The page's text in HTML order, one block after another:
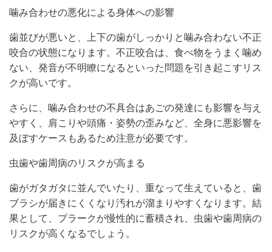
噛み合わせの悪化による身体への影響
歯並びが悪いと、上下の歯がしっかりと噛み合わない不正
咬合の状態になります。不正咬合は、食べ物をうまく噛め
ない、発音が不明瞭になるといった問題を引き起こすリス
クが高いです。
さらに、噛み合わせの不具合はあごの発達にも影響を与え
やすく、肩こりや頭痛・姿勢の歪みなど、全身に悪影響を
及ぼすケースもあるため注意が必要です。
虫歯や歯周病のリスクが高まる
歯がガタガタに並んでいたり、重なって生えていると、歯
ブラシが届きにくくなり汚れが溜まりやすくなります。結
果として、プラークが慢性的に蓄積され、虫歯や歯周病の
リスクが高くなるでしょう。